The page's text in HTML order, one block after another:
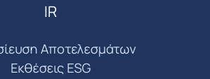
IR
Αποτελεσμάτων
Εκθέσεις ESG